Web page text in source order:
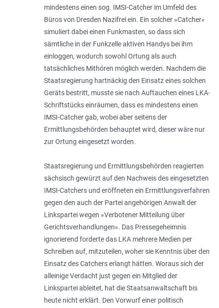
mindestens einen sog. IMSI-Catcher im Umfeld des
Büros von Dresden Nazifrei ein. Ein solcher »Catcher«
simuliert dabei einen Funkmasten, so dass sich
sämtliche in der Funkzelle aktiven Handys bei ihm
einloggen, wodurch sowohl Ortung als auch
tatsächliches Mithören möglich werden. Nachdem die
Staatsregierung hartnäckig den Einsatz eines solchen
Geräts bestritt, musste sie nach Auftauchen eines LKA-
Schriftstücks einräumen, dass es mindestens einen
IMSI-Catcher gab, wobei aber seitens der
Ermittlungsbehörden behauptet wird, dieser wäre nur
zur Ortung eingesetzt worden.
Staatsregierung und Ermittlungsbehörden reagierten
sächsisch gewürzt auf den Nachweis des eingesetzten
IMSI-Catchers und eröffneten ein Ermittlungsverfahren
gegen den auch der Partei angehörigen Anwalt der
Linkspartei wegen »Verbotener Mitteilung über
Gerichtsverhandlungen«. Das Pressegeheimnis
ignorierend forderte das LKA mehrere Medien per
Schreiben auf, mitzuteilen, woher sie Kenntnis über den
Einsatz des Catchers erlangt hätten. Woraus sich der
alleinige Verdacht just gegen ein Mitglied der
Linkspartei ableitet, hat die Staatsanwaltschaft bis
heute nicht erklärt. Den Vorwurf einer politisch